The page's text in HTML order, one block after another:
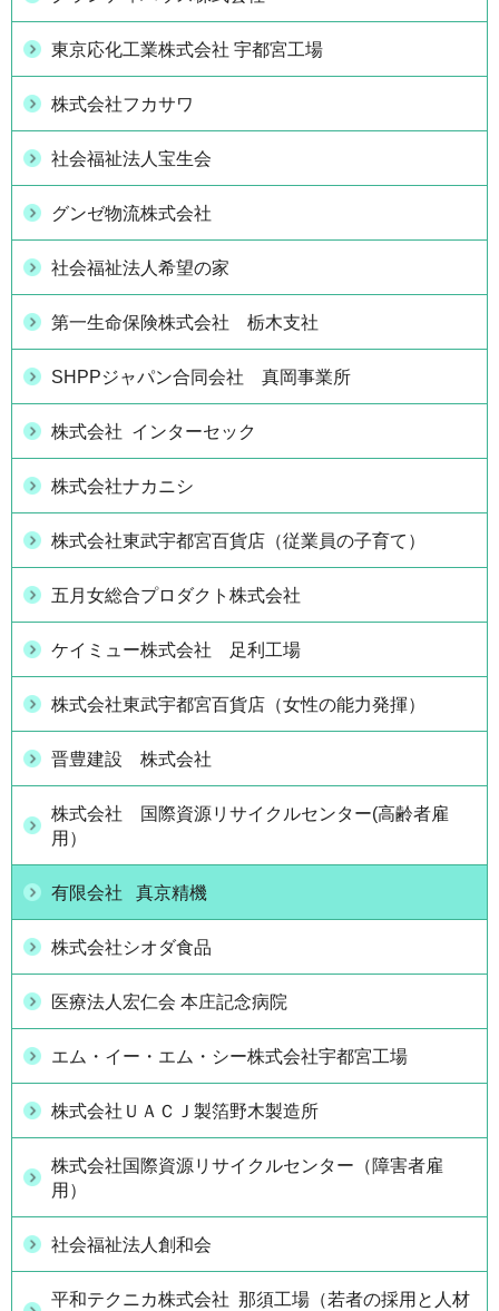
東京応化工業株式会社 宇都宮工場
株式会社フカサワ
社会福祉法人宝生会
グンゼ物流株式会社
社会福祉法人希望の家
第一生命保険株式会社 栃木支社
SHPPジャパン合同会社 真岡事業所
株式会社 インターセック
株式会社ナカニシ
株式会社東武宇都宮百貨店（従業員の子育て）
五月女総合プロダクト株式会社
ケイミュー株式会社 足利工場
株式会社東武宇都宮百貨店（女性の能力発揮）
晋豊建設 株式会社
株式会社 国際資源リサイクルセンター(高齢者雇
用）
有限会社 真京精機
株式会社シオダ食品
医療法人宏仁会 本庄記念病院
エム・イー・エム・シー株式会社宇都宮工場
株式会社ＵＡＣＪ製箔野木製造所
株式会社国際資源リサイクルセンター（障害者雇
用）
社会福祉法人創和会
平和テクニカ株式会社 那須工場（若者の採用と人材